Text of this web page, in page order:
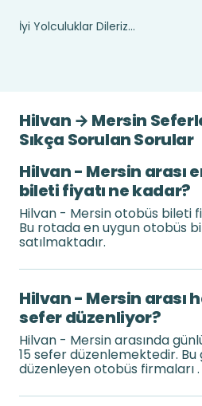
İyi Yolculuklar Dileriz...
Hilvan → Mersin
Sıkça Sorulan Sorular
Hilvan - Mersin arası
bileti fiyatı ne kadar?
Hilvan - Mersin otobüs bileti
Bu rotada en uygun otobüs
satılmaktadır.
Hilvan - Mersin arası
sefer düzenliyor?
Hilvan - Mersin arasında
15 sefer düzenlemektedir.
düzenleyen otobüs firmaları .